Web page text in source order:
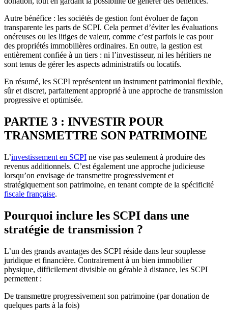
Autre bénéfice : les sociétés de gestion font évoluer de façon
transparente les parts de SCPI. Cela permet d’éviter les évaluations
onéreuses ou les litiges de valeur, comme c’est parfois le cas pour
des propriétés immobilières ordinaires. En outre, la gestion est
entièrement confiée à un tiers : ni l’investisseur, ni les héritiers ne
sont tenus de gérer les aspects administratifs ou locatifs.
En résumé, les SCPI représentent un instrument patrimonial flexible,
sûr et discret, parfaitement approprié à une approche de transmission
progressive et optimisée.
PARTIE 3 : INVESTIR POUR
TRANSMETTRE SON PATRIMOINE
L’investissement en SCPI ne vise pas seulement à produire des
revenus additionnels. C’est également une approche judicieuse
lorsqu’on envisage de transmettre progressivement et
stratégiquement son patrimoine, en tenant compte de la spécificité
fiscale française.
Pourquoi inclure les SCPI dans une
stratégie de transmission ?
L’un des grands avantages des SCPI réside dans leur souplesse
juridique et financière. Contrairement à un bien immobilier
physique, difficilement divisible ou gérable à distance, les SCPI
permettent :
De transmettre progressivement son patrimoine (par donation de
quelques parts à la fois)